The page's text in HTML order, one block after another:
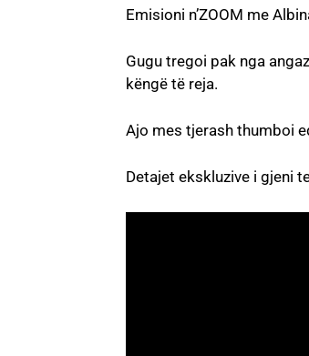
Emisioni n’ZOOM me
Gugu tregoi pak nga
këngë të reja.
Ajo mes tjerash thumboi
Detajet ekskluzive i gjeni